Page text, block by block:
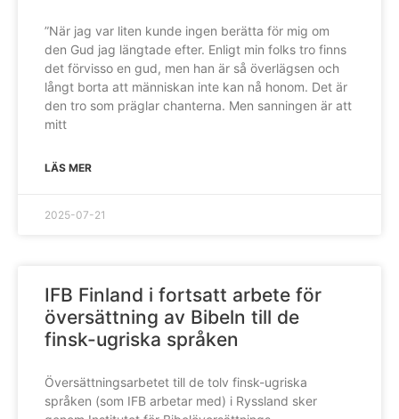
”När jag var liten kunde ingen berätta för mig om
den Gud jag längtade efter. Enligt min folks tro finns
det förvisso en gud, men han är så överlägsen och
långt borta att människan inte kan nå honom. Det är
den tro som präglar chanterna. Men sanningen är att
mitt
LÄS MER
2025-07-21
IFB Finland i fortsatt arbete för
översättning av Bibeln till de
finsk-ugriska språken
Översättningsarbetet till de tolv finsk-ugriska
språken (som IFB arbetar med) i Ryssland sker